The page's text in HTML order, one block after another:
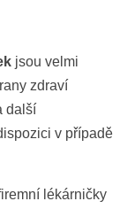
jsou velmi
zdraví
další
v případě
lékárničky